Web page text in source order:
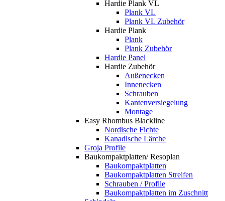
Hardie Plank VL
Plank VL
Plank VL Zubehör
Hardie Plank
Plank
Plank Zubehör
Hardie Panel
Hardie Zubehör
Außenecken
Innenecken
Schrauben
Kantenversiegelung
Montage
Easy Rhombus Blackline
Nordische Fichte
Kanadische Lärche
Groja Profile
Baukompaktplatten/ Resoplan
Baukompaktplatten
Baukompaktplatten Streifen
Schrauben / Profile
Baukompaktplatten im Zuschnitt